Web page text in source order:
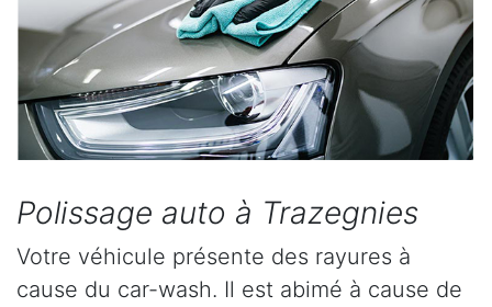
Polissage auto à Trazegnies
Votre véhicule présente des rayures à
cause du car-wash. Il est abimé à cause de